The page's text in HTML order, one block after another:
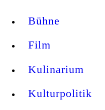
Bühne
Film
Kulinarium
Kulturpolitik